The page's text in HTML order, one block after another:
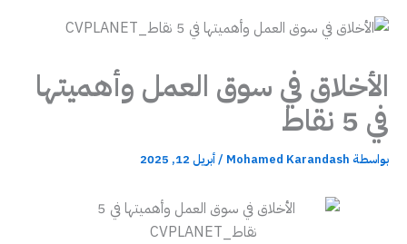
الأخلاق في سوق العمل وأهميتها
في 5 نقاط
بواسطة Mohamed Karandash
/أبريل 12, 2025